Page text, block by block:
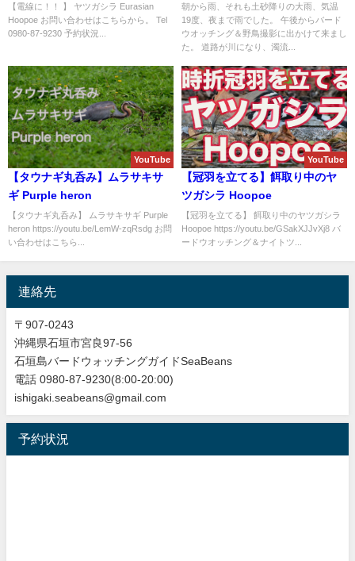
【電線に！！ 】 ヤツガシラ Eurasian
Hoopoe お問い合わせはこちらから。 Tel
0980-87-9230 予約状況...
朝から雨、それも土砂降りの大雨、気温
19度、夜まで雨でした。 午後からバード
ウオッチング＆野鳥撮影に出かけて来まし
た。 道路が川になり、濁流...
YouTube
【タウナギ丸呑み】ムラサキサ
ギ Purple heron
【タウナギ丸呑み】 ムラサキサギ Purple
heron https://youtu.be/LemW-zqRsdg お問
い合わせはこちら...
YouTube
【冠羽を立てる】餌取り中のヤ
ツガシラ Hoopoe
【冠羽を立てる】 餌取り中のヤツガシラ
Hoopoe https://youtu.be/GSakXJJvXj8 バ
ードウオッチング＆ナイトツ...
連絡先
〒907-0243
沖縄県石垣市宮良97-56
石垣島バードウォッチングガイドSeaBeans
電話 0980-87-9230(8:00-20:00)
ishigaki.seabeans@gmail.com
予約状況